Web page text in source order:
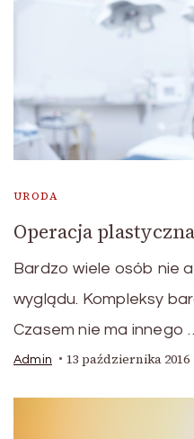
URODA
Operacja
Bardzo wiele osób nie
wyglądu. Kompleksy
Czasem nie ma innego
Admin 13 października 2016